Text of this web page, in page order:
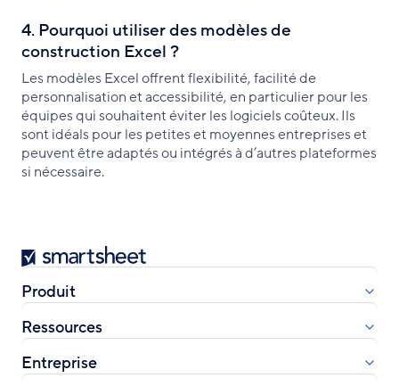
4. Pourquoi utiliser des modèles de
construction Excel ?
Les modèles Excel offrent flexibilité, facilité de
personnalisation et accessibilité, en particulier pour les
équipes qui souhaitent éviter les logiciels coûteux. Ils
sont idéals pour les petites et moyennes entreprises et
peuvent être adaptés ou intégrés à d’autres plateformes
si nécessaire.
Smartsheet
Produit
Ressources
Entreprise